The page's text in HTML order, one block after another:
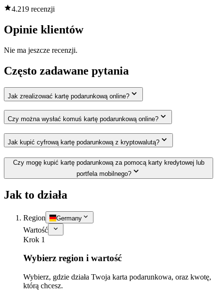
4.219 recenzji
Opinie klientów
Nie ma jeszcze recenzji.
Często zadawane pytania
Jak zrealizować kartę podarunkową online?
Czy można wysłać komuś kartę podarunkową online?
Jak kupić cyfrową kartę podarunkową z kryptowalutą?
Czy mogę kupić kartę podarunkową za pomocą karty kredytowej lub
portfela mobilnego?
Jak to działa
Region Germany
Wartość
Krok 1
Wybierz region i wartość
Wybierz, gdzie działa Twoja karta podarunkowa, oraz kwotę,
którą chcesz.